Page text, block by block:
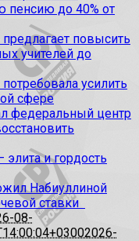
пенсию до 40% от
повысить
учителей до
усилить
сфере
федеральный центр
и гордость
Набиуллиной
ставки
08-
2026-